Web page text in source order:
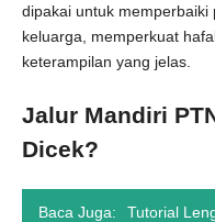
dipakai untuk
keluarga, memperkuat
keterampilan yang jelas.
Jalur Mandiri
Dicek?
Baca Juga:
Tutorial